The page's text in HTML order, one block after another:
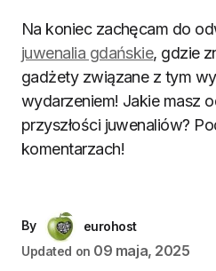
Na koniec zachęcam do
juwenalia gdańskie, gdzie
gadżety związane z tym
wydarzeniem! Jakie masz
przyszłości juwenaliów?
komentarzach!
By
eurohost
Updated on 09 maja, 2025